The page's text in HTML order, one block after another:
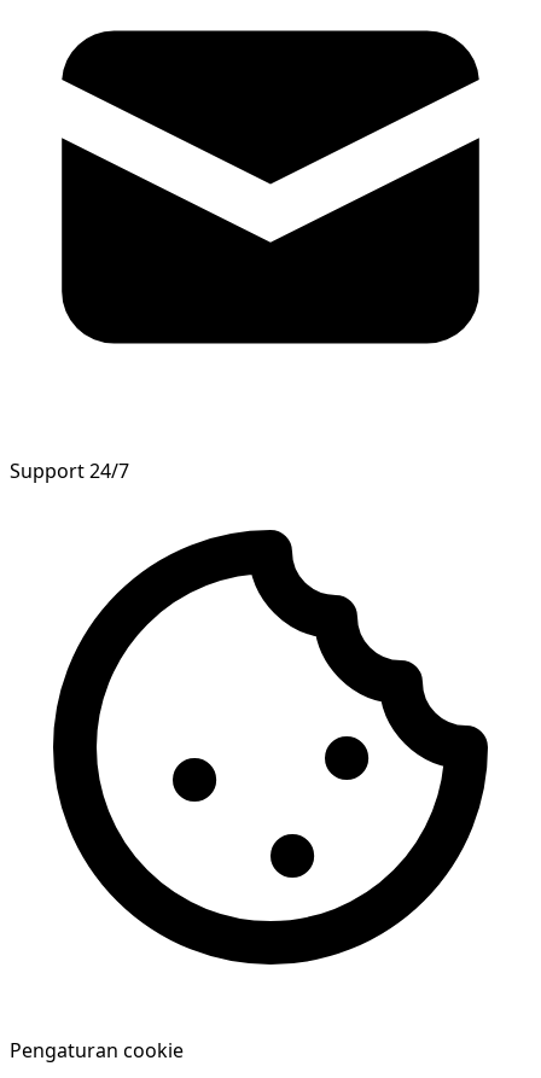
Support 24/7
Pengaturan cookie